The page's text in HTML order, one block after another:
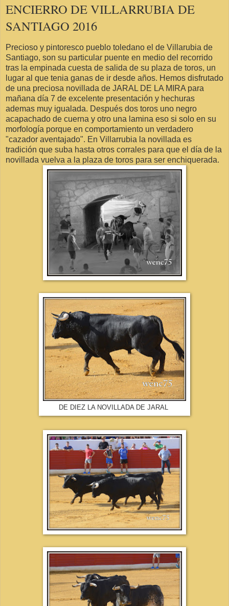
ENCIERRO DE VILLARRUBIA DE
SANTIAGO 2016
Precioso y pintoresco pueblo toledano el de Villarubia de
Santiago, son su particular puente en medio del recorrido
tras la empinada cuesta de salida de su plaza de toros, un
lugar al que tenia ganas de ir desde años. Hemos disfrutado
de una preciosa novillada de JARAL DE LA MIRA para
mañana día 7 de excelente presentación y hechuras
ademas muy igualada. Después dos toros uno negro
acapachado de cuerna y otro una lamina eso si solo en su
morfología porque en comportamiento un verdadero
"cazador aventajado". En Villarrubia la novillada es
tradición que suba hasta otros corrales para que el día de la
novillada vuelva a la plaza de toros para ser enchiquerada.
DE DIEZ LA NOVILLADA DE JARAL